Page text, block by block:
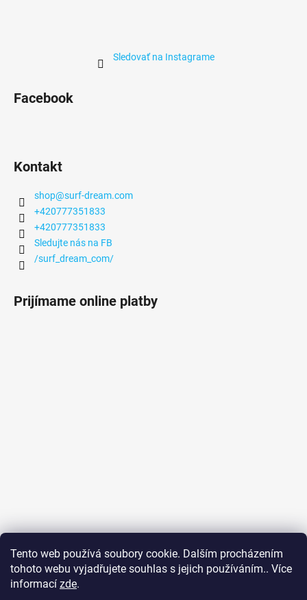
Tento web používá soubory cookie. Dalším procházením
tohoto webu vyjadřujete souhlas s jejich používáním.. Více
informací zde.
Sledovať na Instagrame
Facebook
Kontakt
shop@surf-dream.com
+420777351833
+420777351833
Sledujte nás na FB
/surf_dream_com/
Prijímame online platby
Ubytování na Fuerteventuře